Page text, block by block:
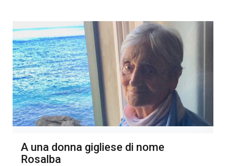
A una donna gigliese di nome
Rosalba